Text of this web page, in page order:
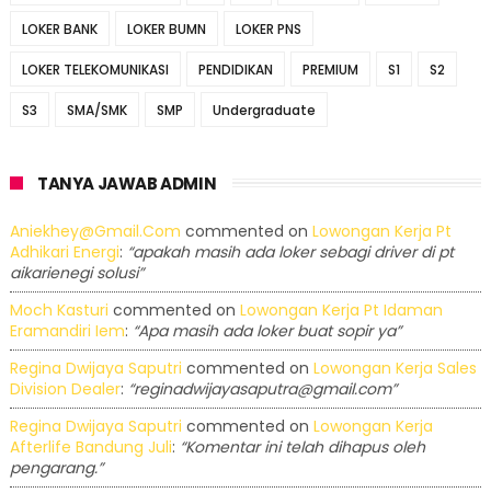
LOKER BANK LOKER BUMN LOKER PNS
LOKER TELEKOMUNIKASI PENDIDIKAN PREMIUM S1 S2
S3 SMA/SMK SMP Undergraduate
TANYA JAWAB ADMIN
Aniekhey@gmail.com commented on Lowongan Kerja Pt
Adhikari Energi: “apakah masih ada loker sebagi driver di pt
aikarienegi solusi”
Moch Kasturi commented on Lowongan Kerja Pt Idaman
Eramandiri Iem: “Apa masih ada loker buat sopir ya”
Regina Dwijaya Saputri commented on Lowongan Kerja Sales
Division Dealer: “reginadwijayasaputra@gmail.com”
Regina Dwijaya Saputri commented on Lowongan Kerja
Afterlife Bandung Juli: “Komentar ini telah dihapus oleh
pengarang.”